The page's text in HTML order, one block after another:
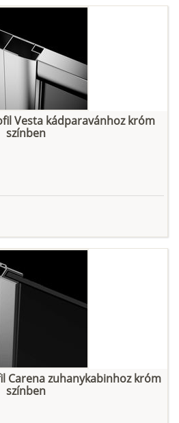
Vesta kádparavánhoz króm
színben
Carena zuhanykabinhoz króm
színben